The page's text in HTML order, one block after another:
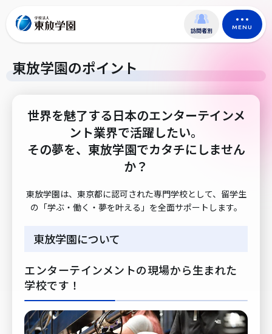
訪問者別 MENU
東放学園のポイント
世界を魅了する日本のエンターテインメ
ント業界で活躍したい。
その夢を、東放学園でカタチにしません
か？
東放学園は、東京都に認可された専門学校として、留学生
の「学ぶ・働く・夢を叶える」を全面サポートします。
東放学園について
エンターテインメントの現場から生まれた
学校です！